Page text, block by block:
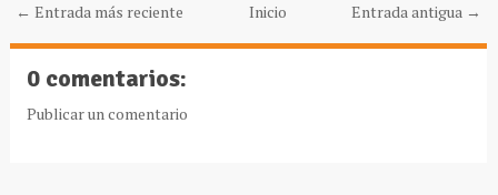
← Entrada más reciente Entrada antigua →
Inicio
0 comentarios:
Publicar un comentario